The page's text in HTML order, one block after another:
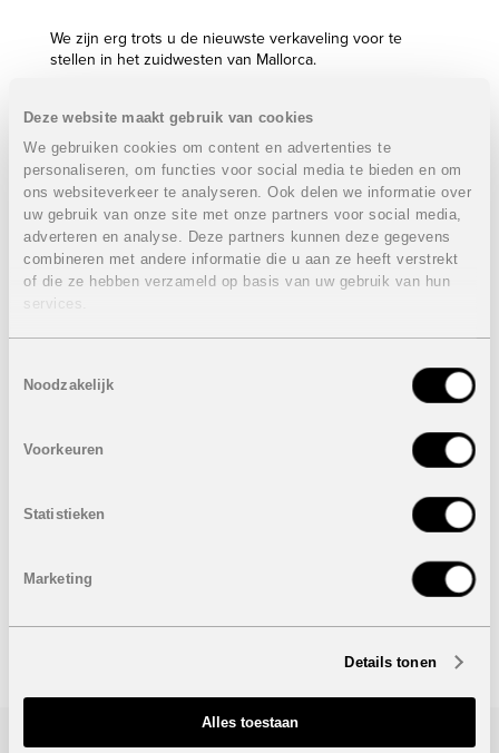
Deze website maakt gebruik van cookies
We gebruiken cookies om content en advertenties te
personaliseren, om functies voor social media te bieden en om
ons websiteverkeer te analyseren. Ook delen we informatie over
uw gebruik van onze site met onze partners voor social media,
adverteren en analyse. Deze partners kunnen deze gegevens
combineren met andere informatie die u aan ze heeft verstrekt
of die ze hebben verzameld op basis van uw gebruik van hun
services.
Noodzakelijk
Voorkeuren
Statistieken
Marketing
Details tonen
Alles toestaan
We zijn erg trots u de nieuwste verkaveling voor te
stellen in het zuidwesten van Mallorca.
loopafstand van alle voorzieningen (bars, restaurant,
supermarkt,...), de golf en het prachtige strand.
Het is gelegen in Camp de Mar, op slechts een paar
minuten rijden van Port de Andratx, ongeveer 25 minuten
van Palma en 30 rijden van de luchthaven.
Deze nieuwe verkaveling bestaat uit 71 woningen.
Gemeenschappelijke tuinen en een zeer groot zwembad.
Bewoonbare oppervlakte: 111,58 m²
Onder voorbehoud van eventuele prijswijzigingen.